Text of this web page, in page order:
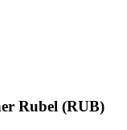
Rubel (RUB)